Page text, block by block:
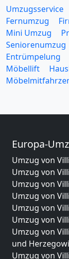
Umzugsservice
Fernumzug
Mini Umzug
Seniorenumzug
Entrümpelung
Möbellift
Europa-
Umzug von
Umzug von
Umzug von
Umzug von
Umzug von
Umzug von
Umzug von
und
Umzug von